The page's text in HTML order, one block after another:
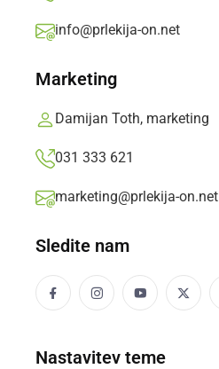
info@prlekija-on.net
Marketing
Damijan Toth, marketing
031 333 621
marketing@prlekija-on.net
Sledite nam
Nastavitev teme